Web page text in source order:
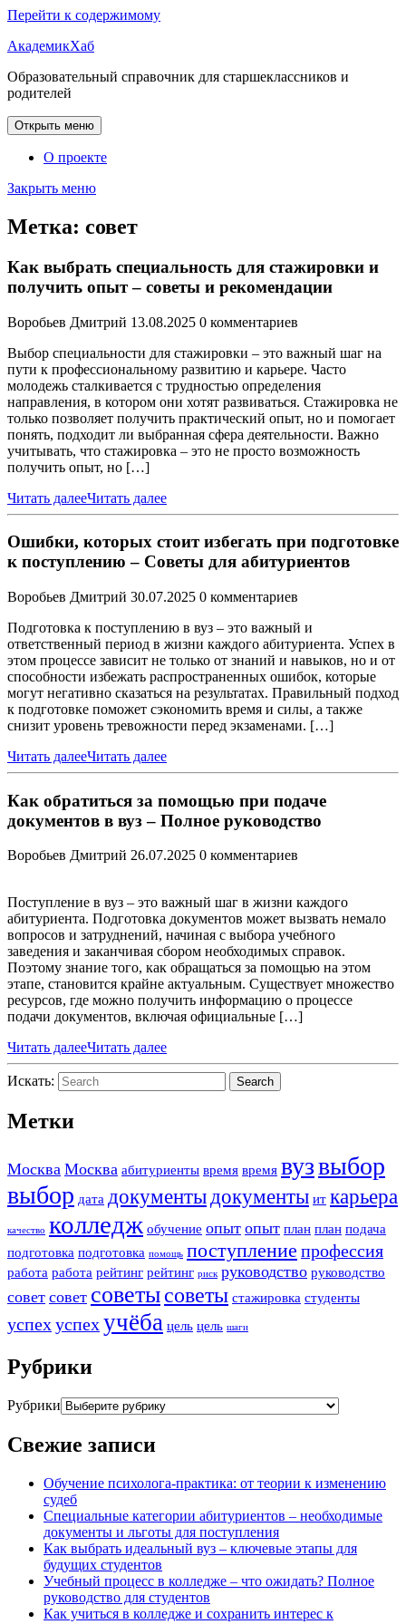
Перейти к содержимому
АкадемикХаб
Образовательный справочник для старшеклассников и
родителей
Открыть меню
О проекте
Закрыть меню
Метка: совет
Как выбрать специальность для стажировки и
получить опыт – советы и рекомендации
Воробьев Дмитрий 13.08.2025 0 комментариев
Выбор специальности для стажировки – это важный шаг на
пути к профессиональному развитию и карьере. Часто
молодежь сталкивается с трудностью определения
направления, в котором они хотят развиваться. Стажировка не
только позволяет получить практический опыт, но и помогает
понять, подходит ли выбранная сфера деятельности. Важно
учитывать, что стажировка – это не просто возможность
получить опыт, но […]
Читать далееЧитать далее
Ошибки, которых стоит избегать при подготовке
к поступлению – Советы для абитуриентов
Воробьев Дмитрий 30.07.2025 0 комментариев
Подготовка к поступлению в вуз – это важный и
ответственный период в жизни каждого абитуриента. Успех в
этом процессе зависит не только от знаний и навыков, но и от
способности избежать распространенных ошибок, которые
могут негативно сказаться на результатах. Правильный подход
к подготовке поможет сэкономить время и силы, а также
снизит уровень тревожности перед экзаменами. […]
Читать далееЧитать далее
Как обратиться за помощью при подаче
документов в вуз – Полное руководство
Воробьев Дмитрий 26.07.2025 0 комментариев
Поступление в вуз – это важный шаг в жизни каждого
абитуриента. Подготовка документов может вызвать немало
вопросов и затруднений, начиная с выбора учебного
заведения и заканчивая сбором необходимых справок.
Поэтому знание того, как обращаться за помощью на этом
этапе, становится крайне актуальным. Существует множество
ресурсов, где можно получить информацию о процессе
подачи документов, включая официальные […]
Читать далееЧитать далее
Искать: Search
Метки
Москва Москва абитуриенты время время вузвыбор
выбор дата документыдокументы ит карьера
качество колледж обучение опыт опыт план план подача
подготовка подготовка помощь поступление профессия
работа работа рейтинг рейтинг риск руководство руководство
совет совет советысоветы стажировка студенты
успехуспехучёба цель цель шаги
Рубрики
Рубрики
Свежие записи
Обучение психолога-практика: от теории к изменению
судеб
Специальные категории абитуриентов – необходимые
документы и льготы для поступления
Как выбрать идеальный вуз – ключевые этапы для
будущих студентов
Учебный процесс в колледже – что ожидать? Полное
руководство для студентов
Как учиться в колледже и сохранить интерес к